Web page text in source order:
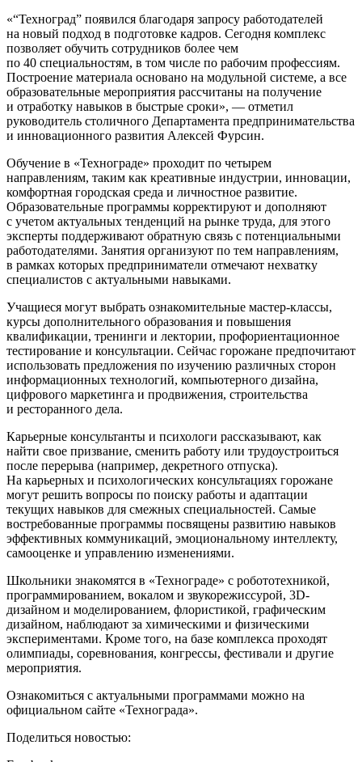
«“Техноград” появился благодаря запросу работодателей
на новый подход в подготовке кадров. Сегодня комплекс
позволяет обучить сотрудников более чем
по 40 специальностям, в том числе по рабочим профессиям.
Построение материала основано на модульной системе, а все
образовательные мероприятия рассчитаны на получение
и отработку навыков в быстрые сроки», — отметил
руководитель столичного Департамента предпринимательства
и инновационного развития Алексей Фурсин.
Обучение в «Технограде» проходит по четырем
направлениям, таким как креативные индустрии, инновации,
комфортная городская среда и личностное развитие.
Образовательные программы корректируют и дополняют
с учетом актуальных тенденций на рынке труда, для этого
эксперты поддерживают обратную связь с потенциальными
работодателями. Занятия организуют по тем направлениям,
в рамках которых предприниматели отмечают нехватку
специалистов с актуальными навыками.
Учащиеся могут выбрать ознакомительные мастер-классы,
курсы дополнительного образования и повышения
квалификации, тренинги и лектории, профориентационное
тестирование и консультации. Сейчас горожане предпочитают
использовать предложения по изучению различных сторон
информационных технологий, компьютерного дизайна,
цифрового маркетинга и продвижения, строительства
и ресторанного дела.
Карьерные консультанты и психологи рассказывают, как
найти свое призвание, сменить работу или трудоустроиться
после перерыва (например, декретного отпуска).
На карьерных и психологических консультациях горожане
могут решить вопросы по поиску работы и адаптации
текущих навыков для смежных специальностей. Самые
востребованные программы посвящены развитию навыков
эффективных коммуникаций, эмоциональному интеллекту,
самооценке и управлению изменениями.
Школьники знакомятся в «Технограде» с робототехникой,
программированием, вокалом и звукорежиссурой, 3D-
дизайном и моделированием, флористикой, графическим
дизайном, наблюдают за химическими и физическими
экспериментами. Кроме того, на базе комплекса проходят
олимпиады, соревнования, конгрессы, фестивали и другие
мероприятия.
Ознакомиться с актуальными программами можно на
официальном сайте «Технограда».
Поделиться новостью: